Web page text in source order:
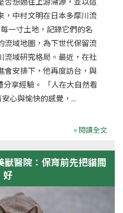
，中村文明在日本多摩川流
一寸土地，記錄它們的名
流域地圖，為下世代保留流
流域研究格局。最近，在社
會安排下，他再度訪台，與
享經驗。 「人在大自然看
心與愉快的感覺，...
» 閱讀全文
獸醫院：保育前先把貓關
好